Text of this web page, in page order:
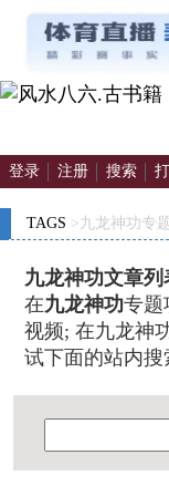
登录 注册 搜索
TAGS >九龙神功专题
九龙神功文章列
在九龙神功专题
视频; 在九龙神
试下面的站内搜